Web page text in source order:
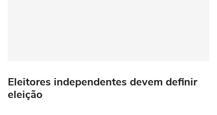
Eleitores independentes devem definir
eleição